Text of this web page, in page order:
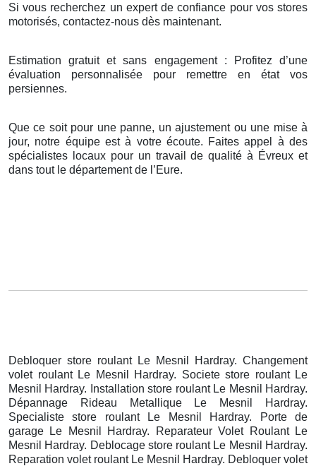
Si vous recherchez un expert de confiance pour vos stores
motorisés, contactez-nous dès maintenant.
Estimation gratuit et sans engagement : Profitez d’une
évaluation personnalisée pour remettre en état vos
persiennes.
Que ce soit pour une panne, un ajustement ou une mise à
jour, notre équipe est à votre écoute. Faites appel à des
spécialistes locaux pour un travail de qualité à Évreux et
dans tout le département de l’Eure.
Debloquer store roulant Le Mesnil Hardray. Changement
volet roulant Le Mesnil Hardray. Societe store roulant Le
Mesnil Hardray. Installation store roulant Le Mesnil Hardray.
Dépannage Rideau Metallique Le Mesnil Hardray.
Specialiste store roulant Le Mesnil Hardray. Porte de
garage Le Mesnil Hardray. Reparateur Volet Roulant Le
Mesnil Hardray. Deblocage store roulant Le Mesnil Hardray.
Reparation volet roulant Le Mesnil Hardray. Debloquer volet